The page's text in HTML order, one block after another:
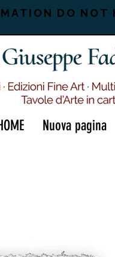
DO
Nuova pagina